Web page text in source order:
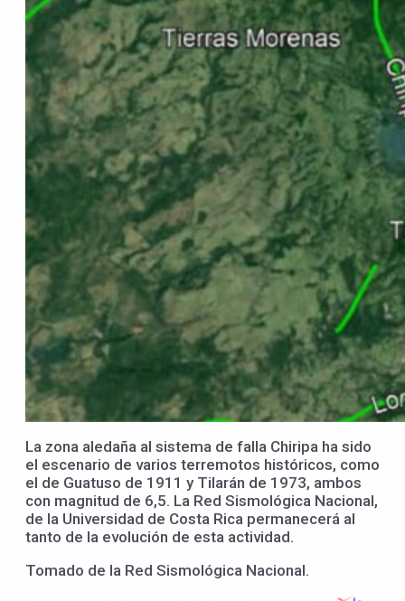
La zona aledaña al sistema de falla Chiripa ha sido
el escenario de varios terremotos históricos, como
el de Guatuso de 1911 y Tilarán de 1973, ambos
con magnitud de 6,5. La Red Sismológica Nacional,
de la Universidad de Costa Rica permanecerá al
tanto de la evolución de esta actividad.
Tomado de la Red Sismológica Nacional.